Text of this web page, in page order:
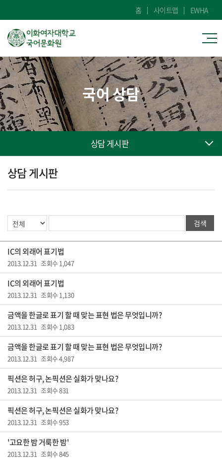
홈 사이트맵 EWHA
국어 상담
상담 게시판
상담 게시판
검색
IC의 외래어 표기법
2013.12.31 조회수 1,047
IC의 외래어 표기법
2013.12.31 조회수 1,130
금액을 한글로 표기 할 때 맞는 표현 법은 무엇입니까?
2013.12.31 조회수 1,083
금액을 한글로 표기 할 때 맞는 표현 법은 무엇입니까?
2013.12.31 조회수 4,987
픽션은 허구, 논픽션은 실화가 맞나요?
2013.12.31 조회수 831
픽션은 허구, 논픽션은 실화가 맞나요?
2013.12.31 조회수 953
'고요한 밤 거룩한 밤'
2013.12.31 조회수 845